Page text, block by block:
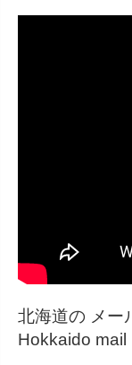
北海道の メー
Hokkaido